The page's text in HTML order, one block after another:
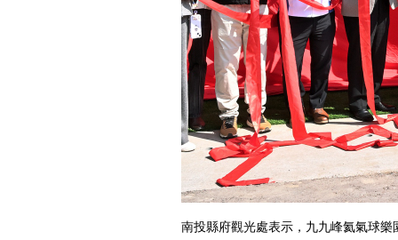
南投縣府觀光處表示，九九峰氦氣球